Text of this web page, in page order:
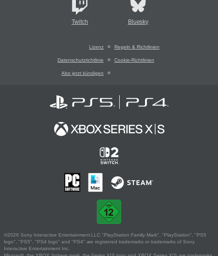
Twitch Bluesky
Lizenz Regeln & Richtlinien
Datenschutzrichtlinie Cookie-Richtlinien
Abo jetzt kündigen
©2026 Sony Interactive Entertainment LLC."PlayStation Family Mark", "PlayStation", "PS5
logo", "PS5", "PS4 logo" and "PS4" are registered trademarks or trademarks of Sony
Interactive Entertainment Inc.